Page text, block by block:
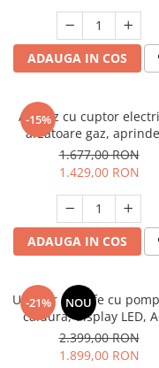
Masini de spalat vase
Masini de spalat vase
independente
Pachete Incorporabile
Pirostrii & Arzatoare
Plasa umbrire
Pompe de stropit
Radiatoare
Sobe pe gaz & electrice
Suflante & Aspiratoare
Aspiratoare
Scala Graphite Grey
ADAUGA IN COS
-15%
Aragaz cu cuptor
arzatoare gaz,
electrica, ventilator,
cuptor, Bej, NOBELTEK
1.677,00 RON
1.429,00 RON
ADAUGA IN COS
-21% NOU
Uscator de rufe cu
caldura, display LED,
functie antisifonare,
capacitate 8 kg, 13
2.399,00 RON
1.899,00 RON